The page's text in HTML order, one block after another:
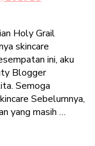
Holy Grail
skincare
ini, aku
Blogger
Semoga
Sebelumnya,
yang masih …